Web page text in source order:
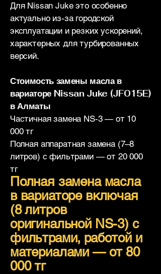
Для Nissan Juke это особенно
актуально из-за городской
эксплуатации и резких ускорений,
характерных для турбированных
версий.
Стоимость замены масла в
вариаторе Nissan Juke (JF015E)
в Алматы
Частичная замена NS-3 — от 10
000 тг
Полная аппаратная замена (7–8
литров) с фильтрами — от 20 000
тг
Полная замена масла
в вариаторе включая
(8 литров
оригинальной NS-3) с
фильтрами, работой и
материалами — от 80
000 тг